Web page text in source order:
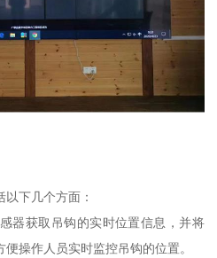
下几个方面：
器获取吊钩的实时位置信息，并将
操作人员实时监控吊钩的位置。